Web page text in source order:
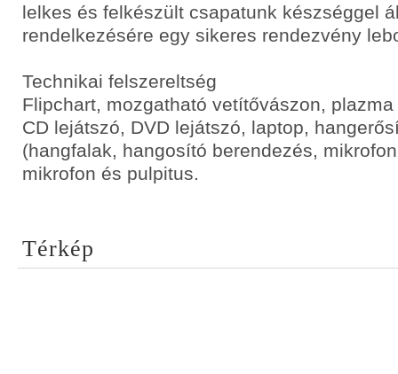
lelkes és felkészült csapatunk készséggel
rendelkezésére egy sikeres rendezvény
Technikai felszereltség
Flipchart, mozgatható vetítővászon,
CD lejátszó, DVD lejátszó, laptop,
(hangfalak, hangosító berendezés,
mikrofon és pulpitus.
Térkép